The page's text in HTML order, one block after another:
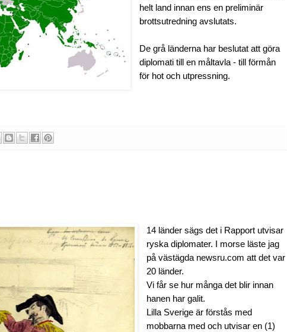
helt land innan ens en preliminär
brottsutredning avslutats.
De grå länderna har beslutat att göra
diplomati till en måltavla - till förmån
för hot och utpressning.
14 länder sägs det i Rapport utvisar
ryska diplomater. I morse läste jag
på västägda newsru.com att det var
20 länder.
Vi får se hur många det blir innan
hanen har galit.
Lilla Sverige är förstås med
mobbarna med och utvisar en (1)